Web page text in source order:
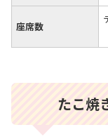
座席数
たこ焼